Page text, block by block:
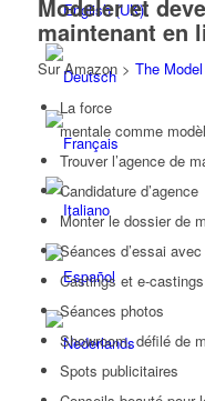
Modeler et
maintenant en
Sur Amazon > The
La force
mentale comme
Trouver l’agence de
Candidature d’agence
Monter le dossier de
Séances d’essai
Castings et e-castings
Séances photos
Showroom, défilé de
Spots publicitaires